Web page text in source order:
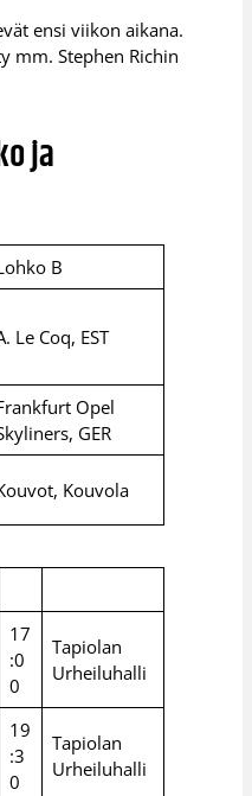
ensi viikon aikana.
mm. Stephen Richin
ja
B
Le Coq, EST
Opel
GER
Kouvola
17
:0
0
Tapiolan
Urheiluhalli
19
:3
0
Tapiolan
Urheiluhalli